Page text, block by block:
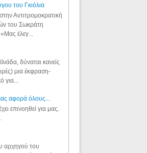
του Γκιόλια
Αντιτρομοκρατική
του Σωκράτη
«Μας έλεγ...
δύναται κανείς
μια έκφραση-
για...
αφορά όλους...
επινοηθεί για μας.
αρχηγού του